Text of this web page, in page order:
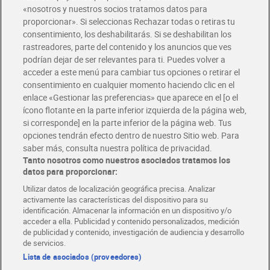
Glovo y Uber Eats
Solicita tu factura de Glovo o Uber Eats
Únete al CLUB Dia
Disfruta las ventajas y ofertas exclusivas.
Descárgate la APP Dia
Folletos y Tiendas
Descubre las mejores ofertas y busca tu tienda más cercana
Tarjeta MaX Dia
Te devuelve hasta 8€/mes de tus compras.
¡Solicita tu tarjeta de crédito aquí!
COMER MEJOR CADA DIA
COLABORA CON DIA ABRE TU TIENDA DIA CORPORATE
«nosotros y nuestros socios tratamos datos para
proporcionar». Si seleccionas Rechazar todas o retiras tu
consentimiento, los deshabilitarás. Si se deshabilitan los
rastreadores, parte del contenido y los anuncios que ves
podrían dejar de ser relevantes para ti. Puedes volver a
acceder a este menú para cambiar tus opciones o retirar el
consentimiento en cualquier momento haciendo clic en el
enlace «Gestionar las preferencias» que aparece en el [o el
ícono flotante en la parte inferior izquierda de la página web,
si corresponde] en la parte inferior de la página web. Tus
opciones tendrán efecto dentro de nuestro Sitio web. Para
saber más, consulta nuestra política de privacidad.
Tanto nosotros como nuestros asociados tratamos los
datos para proporcionar:
Utilizar datos de localización geográfica precisa. Analizar
activamente las características del dispositivo para su
identificación. Almacenar la información en un dispositivo y/o
acceder a ella. Publicidad y contenido personalizados, medición
de publicidad y contenido, investigación de audiencia y desarrollo
de servicios.
Lista de asociados (proveedores)